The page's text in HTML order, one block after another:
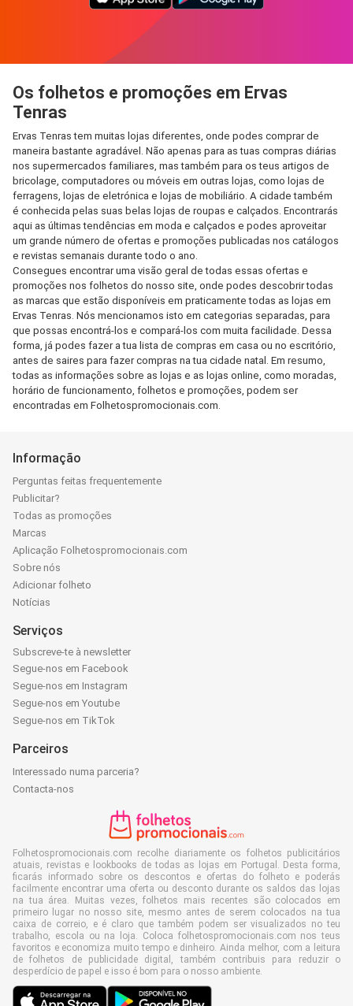
Os folhetos e promoções em Ervas
Tenras
Ervas Tenras tem muitas lojas diferentes, onde podes comprar de
maneira bastante agradável. Não apenas para as tuas compras diárias
nos supermercados familiares, mas também para os teus artigos de
bricolage, computadores ou móveis em outras lojas, como lojas de
ferragens, lojas de eletrónica e lojas de mobiliário. A cidade também
é conhecida pelas suas belas lojas de roupas e calçados. Encontrarás
aqui as últimas tendências em moda e calçados e podes aproveitar
um grande número de ofertas e promoções publicadas nos catálogos
e revistas semanais durante todo o ano.
Consegues encontrar uma visão geral de todas essas ofertas e
promoções nos folhetos do nosso site, onde podes descobrir todas
as marcas que estão disponíveis em praticamente todas as lojas em
Ervas Tenras. Nós mencionamos isto em categorias separadas, para
que possas encontrá-los e compará-los com muita facilidade. Dessa
forma, já podes fazer a tua lista de compras em casa ou no escritório,
antes de saires para fazer compras na tua cidade natal. Em resumo,
todas as informações sobre as lojas e as lojas online, como moradas,
horário de funcionamento, folhetos e promoções, podem ser
encontradas em Folhetospromocionais.com.
Informação
Perguntas feitas frequentemente
Publicitar?
Todas as promoções
Marcas
Aplicação Folhetospromocionais.com
Sobre nós
Adicionar folheto
Notícias
Serviços
Subscreve-te à newsletter
Segue-nos em Facebook
Segue-nos em Instagram
Segue-nos em Youtube
Segue-nos em TikTok
Parceiros
Interessado numa parceria?
Contacta-nos
Folhetospromocionais.com recolhe diariamente os folhetos publicitários
atuais, revistas e lookbooks de todas as lojas em Portugal. Desta forma,
ficarás informado sobre os descontos e ofertas do folheto e poderás
facilmente encontrar uma oferta ou desconto durante os saldos das lojas
na tua área. Muitas vezes, folhetos mais recentes são colocados em
primeiro lugar no nosso site, mesmo antes de serem colocados na tua
caixa de correio, e é claro que também podem ser visualizados no teu
trabalho, escola ou na loja. Coloca folhetospromocionais.com nos teus
favoritos e economiza muito tempo e dinheiro. Ainda melhor, com a leitura
de folhetos de publicidade digital, também contribuis para reduzir o
desperdício de papel e isso é bom para o nosso ambiente.